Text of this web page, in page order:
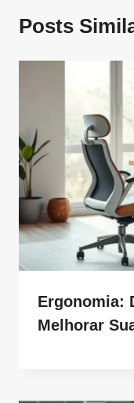
Posts
Ergonomia:
Melhorar